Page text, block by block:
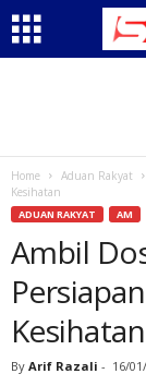
Home Aduan Rakyat
Kesihatan
ADUAN RAKYAT AM
Ambil
Kesihatan
By Arif Razali - 16/